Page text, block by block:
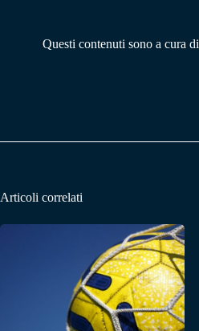
Questi contenuti sono a cura
Articoli correlati